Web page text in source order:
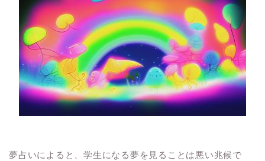
夢占いによると、学生になる夢を見ることは悪い兆候で